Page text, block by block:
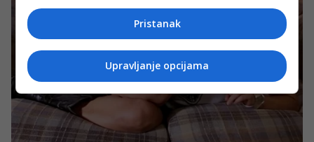
Pristanak
Upravljanje opcijama